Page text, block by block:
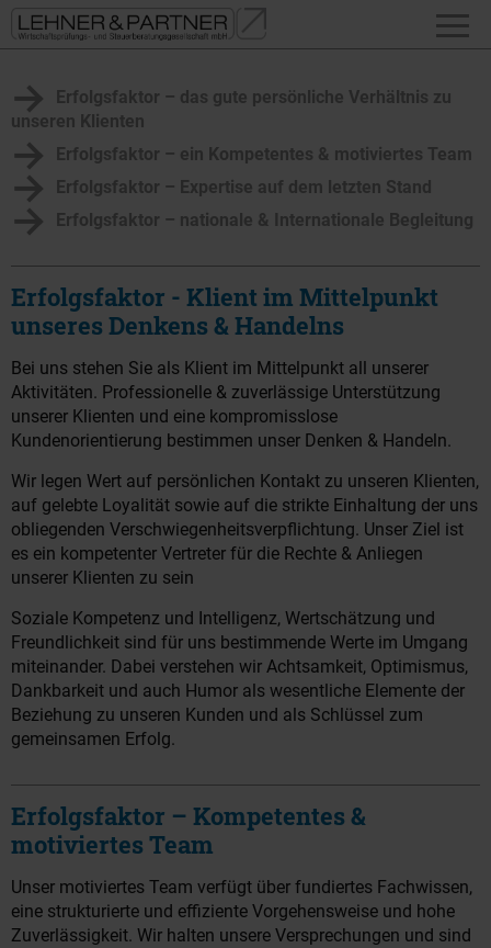
Erfolgsfaktor – das gute persönliche Verhältnis zu
unseren Klienten
Erfolgsfaktor – ein Kompetentes & motiviertes Team
Erfolgsfaktor – Expertise auf dem letzten Stand
Erfolgsfaktor – nationale & Internationale Begleitung
Erfolgsfaktor - Klient im Mittelpunkt
unseres Denkens & Handelns
Bei uns stehen Sie als Klient im Mittelpunkt all unserer
Aktivitäten. Professionelle & zuverlässige Unterstützung
unserer Klienten und eine kompromisslose
Kundenorientierung bestimmen unser Denken & Handeln.
Wir legen Wert auf persönlichen Kontakt zu unseren Klienten,
auf gelebte Loyalität sowie auf die strikte Einhaltung der uns
obliegenden Verschwiegenheitsverpflichtung. Unser Ziel ist
es ein kompetenter Vertreter für die Rechte & Anliegen
unserer Klienten zu sein
Soziale Kompetenz und Intelligenz, Wertschätzung und
Freundlichkeit sind für uns bestimmende Werte im Umgang
miteinander. Dabei verstehen wir Achtsamkeit, Optimismus,
Dankbarkeit und auch Humor als wesentliche Elemente der
Beziehung zu unseren Kunden und als Schlüssel zum
gemeinsamen Erfolg.
Erfolgsfaktor – Kompetentes &
motiviertes Team
Unser motiviertes Team verfügt über fundiertes Fachwissen,
eine strukturierte und effiziente Vorgehensweise und hohe
Zuverlässigkeit. Wir halten unsere Versprechungen und sind